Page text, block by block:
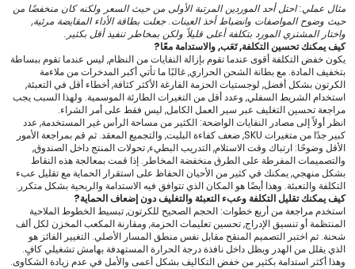
مثال عملي: احتل أحد الموردين المرتبة الأولى من حيث السعر ولكنه كان منخفضًا من
حيث وضوح المواصفات وانضباط أخذ العينات. جعلت بطاقة الأداء المقايضة مرئية,
واختار المشتري المورد بتكلفة أعلى قليلاً ولكن بمخاطر تنفيذ أقل بكثير.
كيف يمكنك تحسين التكلفة, تَعَب, والاستدامة معًا?
يكون خفض التكلفة أقوى عندما تقوم بإزالة النفايات من النظام, ليس عندما تقوم ببساطة
بتخفيف المادة. مع بطانة الشحن الحراري, غالبًا ما تأتي أكبر المدخرات من ملاءمة
الكرتون بشكل أفضل, لوجستيات الحزمة الفارغة الأكثر كثافة, أخطاء أقل في التعبئة,
استخدام الشريط السفلي, وعدد أقل من التغيرات الطارئة الموسمية. ولهذا السبب يجب
مراجعة تحسين التغليف عبر سير العمل الكامل, ليس فقط على أمر الشراء.
انظر أولاً إلى مصادر النفايات الواضحة: الكثير من مساحة الرأس غير المستخدمة, عدد
كبير جدًا من متغيرات SKU, ضعف كفاءة البليت, والتجميع المعقد. ثم قم بمراجعة الأمور
الأقل وضوحًا: ارتباك وقت الاستلام, التدريب البطيء, تحولات المنتج داخل الصندوق,
والتصميمات المفرطة على الطرق منخفضة المخاطر. إذا قمت بمعالجة هذه النقاط
بشكل منهجي, يمكنك في كثير من الأحيان الحفاظ على استقرار الحماية مع تقليل عبء
التكلفة والتعبئة. وهذا أيضًا هو المكان الذي تتوافق فيه الاستدامة والربحية بشكل متكرر.
كيف يمكنك تقليل التكلفة وعبء التعبئة والتغليف دون إضعاف الحماية?
استخدم مراجعة من أربع خطوات: الحجم الصحيح للكرتون, تبسيط الخطوط الملاحية
المنتظمة أو تنسيق الإدراج, تحسين تعليمات الحزمة, ومقارنة المكعب المخزن لكل ألف
شحنة. ثم اختبر التصميم المنقح مقابل نفس منطق المسار الأصلي. التغيير الفائز هو
الذي يقلل من الهدر ويظل داخل نافذة درجة الحرارة المستهدفة بهامش تشغيلي كافٍ.
وهذا أكثر استدامة بكثير من خفض التكاليف بشكل أعمى والأمل في عدم زيادة الشكاوى.